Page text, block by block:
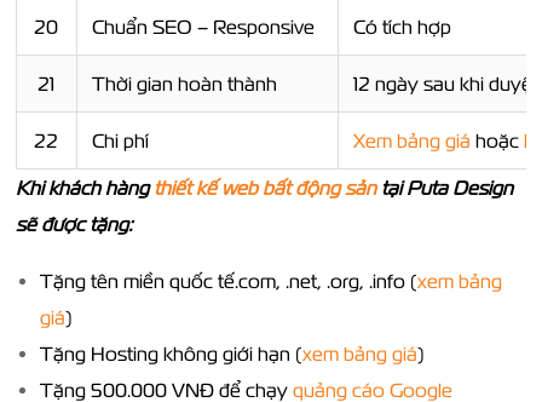
20 Chuẩn SEO – Responsive Có tích hợp
21 Thời gian hoàn thành 12 ngày sau khi
22 Chi phí Xem bảng giá hoặc
Khi khách hàng thiết kế web bất động sảntại Puta Design
sẽ được tặng:
Tặng tên miền quốc tế.com, .net, .org, .info (xem bảng
giá)
Tặng Hosting không giới hạn (xem bảng giá)
Tặng 500.000 VNĐ để chạy quảng cáo Google